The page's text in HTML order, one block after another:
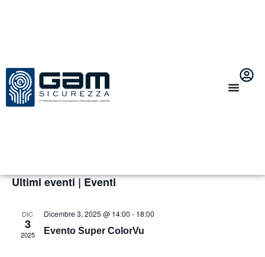
Non ci sono eventi previsti.
Ultimi eventi | Eventi
DIC
3
2025
Dicembre 3, 2025 @ 14:00 - 18:00
Evento Super ColorVu